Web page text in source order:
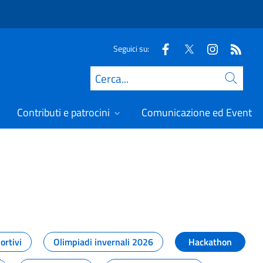
Seguici su:
Cerca
Contributi e patrocini Comunicazione ed Eventi
Olimpiadi invernali 2026
Hackathon